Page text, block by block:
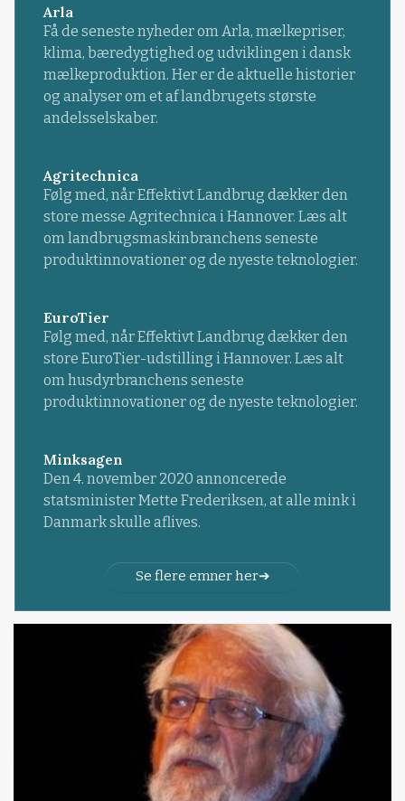
Arla
Få de seneste nyheder om Arla, mælkepriser,
klima, bæredygtighed og udviklingen i dansk
mælkeproduktion. Her er de aktuelle historier
og analyser om et af landbrugets største
andelsselskaber.
Agritechnica
Følg med, når Effektivt Landbrug dækker den
store messe Agritechnica i Hannover. Læs alt
om landbrugsmaskinbranchens seneste
produktinnovationer og de nyeste teknologier.
EuroTier
Følg med, når Effektivt Landbrug dækker den
store EuroTier-udstilling i Hannover. Læs alt
om husdyrbranchens seneste
produktinnovationer og de nyeste teknologier.
Minksagen
Den 4. november 2020 annoncerede
statsminister Mette Frederiksen, at alle mink i
Danmark skulle aflives.
Se flere emner her